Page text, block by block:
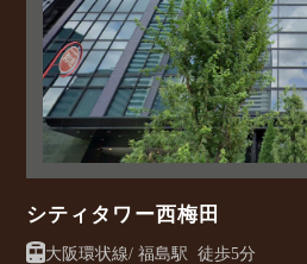
シティタワー西梅田
大阪環状線/ 福島駅 徒歩5分